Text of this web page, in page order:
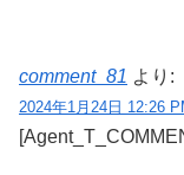
comment_81 より:
2024年1月24日 12:26